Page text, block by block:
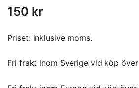
150 kr
Priset: inklusive moms.
Fri frakt inom Sverige vid köp